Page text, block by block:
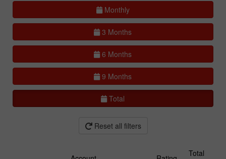
Monthly
3 Months
6 Months
9 Months
Total
Reset all filters
Total